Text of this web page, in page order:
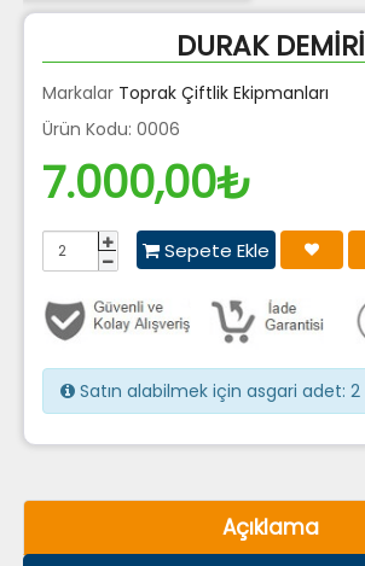
DURAK DEMİRİ
Markalar Toprak Çiftlik Ekipmanları
Ürün Kodu: 0006
7.000,00₺
Sepete Ekle
Satın alabilmek için asgari adet: 2
Açıklama